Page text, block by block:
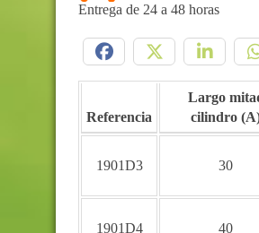
Entrega de 24 a 48 horas
Referencia
Largo
cilindro
1901D3 30
1901D4 40